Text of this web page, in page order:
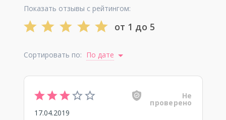
Показать отзывы с рейтингом:
от 1 до 5
Сортировать по: По дате
Не
проверено
17.04.2019